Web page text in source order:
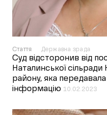
Стаття Державна зрада
Суд відсторонив від
Наталинської
району, яка
інформацію 10.02.2023